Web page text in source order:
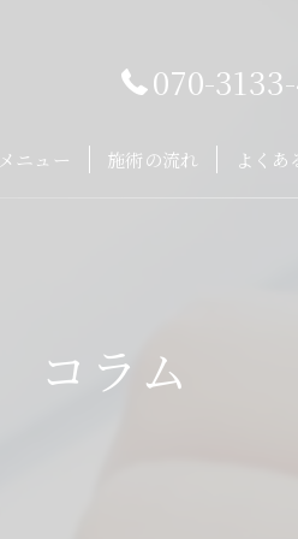
070-
メニュー 施術の流れ よくあ
コラム